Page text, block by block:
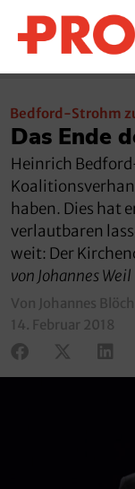
Bedford-Strohm
Das Ende
Heinrich
haben. Dies hat
verlautbaren
weit: Der
von Johannes Weil
Von Johannes
14. Februar 2018